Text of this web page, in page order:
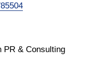
PR & Consulting